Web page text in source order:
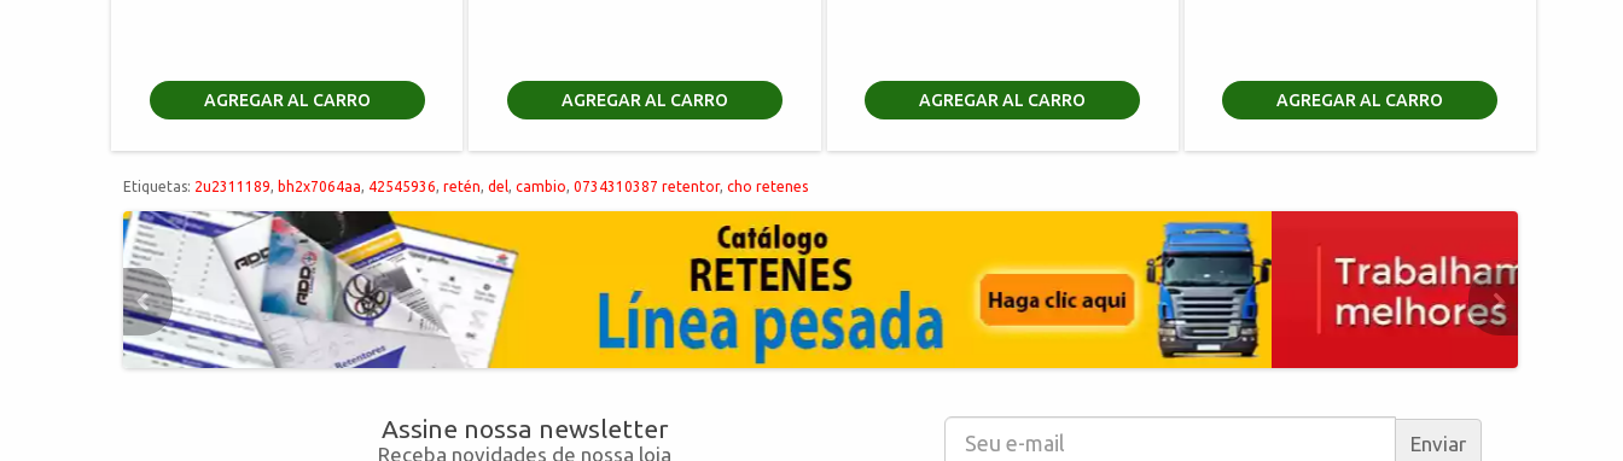
AGREGAR AL CARRO AGREGAR AL CARRO AGREGAR AL CARRO AGREGAR AL CARRO
Etiquetas: 2u2311189 bh2x7064aa 42545936 retén del cambio 0734310387 retentor, cho retenes
Assine nossa newsletter
Receba novidades de nossa loja Enviar